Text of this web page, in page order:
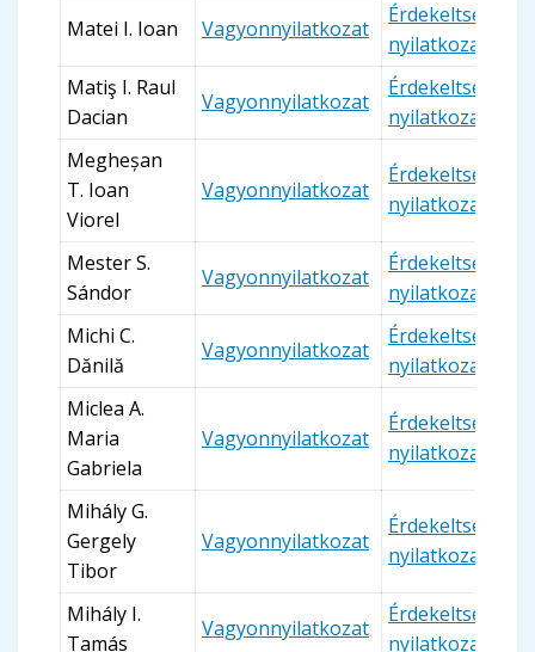
Matei I. Ioan Vagyonnyilatkozat
Érdekeltségi
nyilatkozat
Matiş I. Raul
Dacian
Vagyonnyilatkozat
Érdekeltségi
nyilatkozat
Megheșan
T. Ioan
Viorel
Vagyonnyilatkozat
Érdekeltségi
nyilatkozat
Mester S.
Sándor
Vagyonnyilatkozat
Érdekeltségi
nyilatkozat
Michi C.
Dănilă
Vagyonnyilatkozat
Érdekeltségi
nyilatkozat
Miclea A.
Maria
Gabriela
Vagyonnyilatkozat
Érdekeltségi
nyilatkozat
Mihály G.
Gergely
Tibor
Vagyonnyilatkozat
Érdekeltségi
nyilatkozat
Mihály I.
Tamás
Vagyonnyilatkozat
Érdekeltségi
nyilatkozat